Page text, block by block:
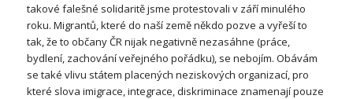
takové falešné solidaritě jsme protestovali v září minulého
roku. Migrantů, které do naší země někdo pozve a vyřeší to
tak, že to občany ČR nijak negativně nezasáhne (práce,
bydlení, zachování veřejného pořádku), se nebojím. Obávám
se také vlivu státem placených neziskových organizací, pro
které slova imigrace, integrace, diskriminace znamenají pouze